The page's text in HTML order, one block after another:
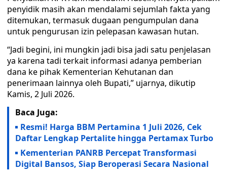
penyidik masih akan mendalami sejumlah fakta yang
ditemukan, termasuk dugaan pengumpulan dana
untuk pengurusan izin pelepasan kawasan hutan.
“Jadi begini, ini mungkin jadi bisa jadi satu penjelasan
ya karena tadi terkait informasi adanya pemberian
dana ke pihak Kementerian Kehutanan dan
penerimaan lainnya oleh Bupati,” ujarnya, dikutip
Kamis, 2 Juli 2026.
Baca Juga:
Resmi! Harga BBM Pertamina 1 Juli 2026, Cek
Daftar Lengkap Pertalite hingga Pertamax Turbo
Kementerian PANRB Percepat Transformasi
Digital Bansos, Siap Beroperasi Secara Nasional